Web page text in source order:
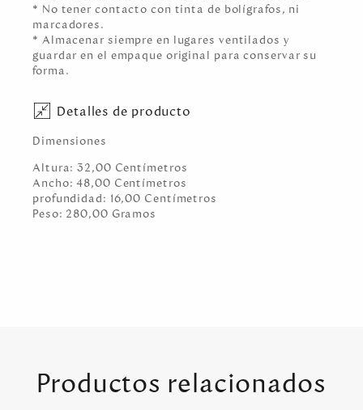
* No tener contacto con tinta de bolígrafos, ni
marcadores.
* Almacenar siempre en lugares ventilados y
guardar en el empaque original para conservar su
forma.
Detalles de producto
Dimensiones
Altura:32,00 Centímetros
Ancho:48,00 Centímetros
profundidad: 16,00 Centímetros
Peso: 280,00 Gramos
Productos relacionados